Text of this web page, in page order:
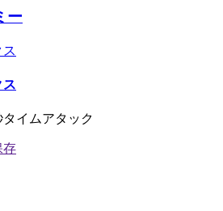
ー
ス
タイムアタック